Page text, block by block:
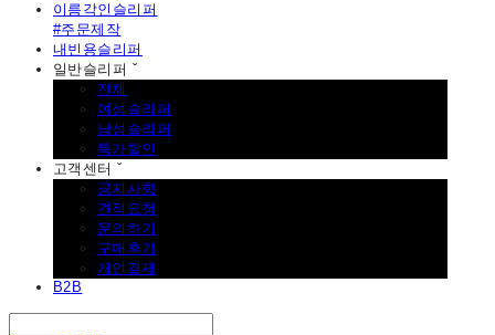
이름각인슬리퍼
#주문제작
내빈용슬리퍼
일반슬리퍼 ˇ
전체
여성슬리퍼
남성슬리퍼
특가할인
고객센터 ˇ
공지사항
견적요청
문의하기
구매후기
개인결제
B2B